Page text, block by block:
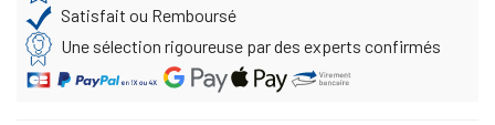
Satisfait ou Remboursé
Une sélection rigoureuse par des experts confirmés